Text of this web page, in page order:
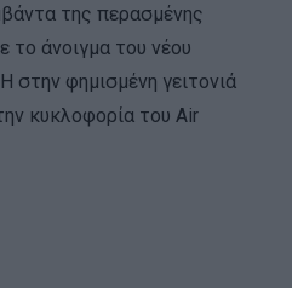
της περασμένης
το άνοιγμα του νέου
στην φημισμένη γειτονιά
κυκλοφορία του Air